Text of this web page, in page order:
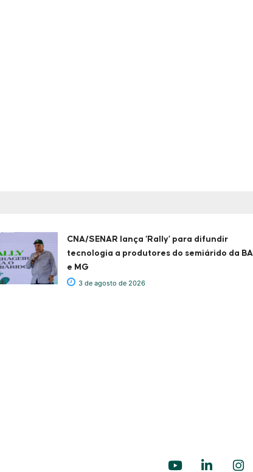
CNA/SENAR lança ‘Rally’ para difundir
tecnologia a produtores do semiárido da BA
e MG
3 de agosto de 2026